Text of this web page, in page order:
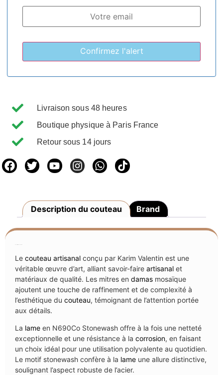
Livraison sous 48 heures
Boutique physique à Paris France
Retour sous 14 jours
Description du couteau Brand
Le couteau artisanal conçu par Karim Valentin est une
véritable œuvre d’art, alliant savoir-faire artisanal et
matériaux de qualité. Les mitres en damas mosaïque
ajoutent une touche de raffinement et de complexité à
l’esthétique du couteau, témoignant de l’attention portée
aux détails.
La lame en N690Co Stonewash offre à la fois une netteté
exceptionnelle et une résistance à la corrosion, en faisant
un choix idéal pour une utilisation polyvalente au quotidien.
Le motif stonewash confère à la lame une allure distinctive,
soulignant l’aspect robuste de l’acier.